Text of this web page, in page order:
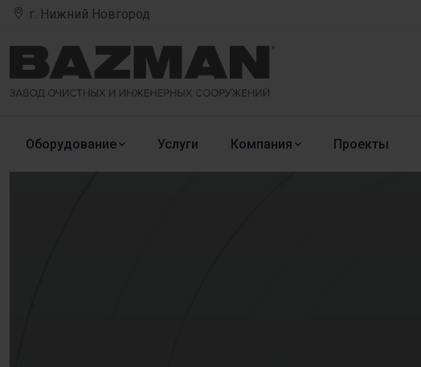
г. Нижний Новгород
Оборудование Услуги Компания Проекты